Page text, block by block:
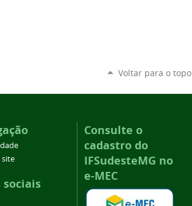
Voltar para o topo
site
sociais
Consulte o
cadastro do
IFSudesteMG no
e-MEC